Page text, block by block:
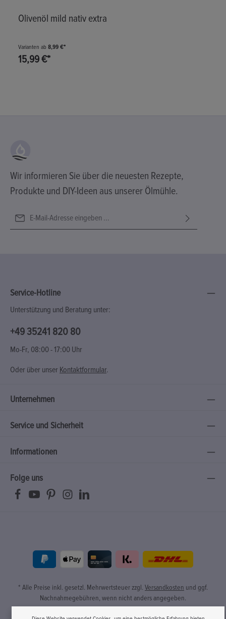
Olivenöl mild nativ extra
Varianten ab 8,99 €*
15,99 €*
Wir informieren Sie über die neuesten Rezepte,
Produkte und DIY-Ideen aus unserer Ölmühle.
E-Mail-Adresse*
Service-Hotline
Unterstützung und Beratung unter:
+49 35241 820 80
Mo-Fr, 08:00 - 17:00 Uhr
Oder über unser Kontaktformular.
Unternehmen
Service und Sicherheit
Informationen
Folge uns
* Alle Preise inkl. gesetzl. Mehrwertsteuer zzgl. Versandkosten und ggf.
Nachnahmegebühren, wenn nicht anders angegeben.